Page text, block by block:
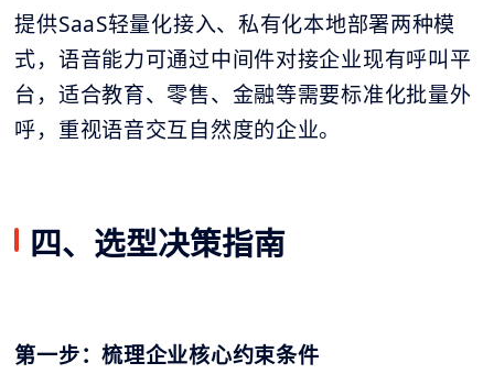
提供SaaS轻量化接入、私有化本地部署两种模
式，语音能力可通过中间件对接企业现有呼叫平
台，适合教育、零售、金融等需要标准化批量外
呼，重视语音交互自然度的企业。
四、选型决策指南
第一步：梳理企业核心约束条件